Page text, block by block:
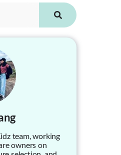
team, working
owners on